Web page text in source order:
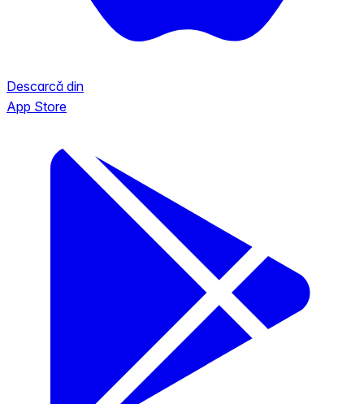
Descarcă din
App Store